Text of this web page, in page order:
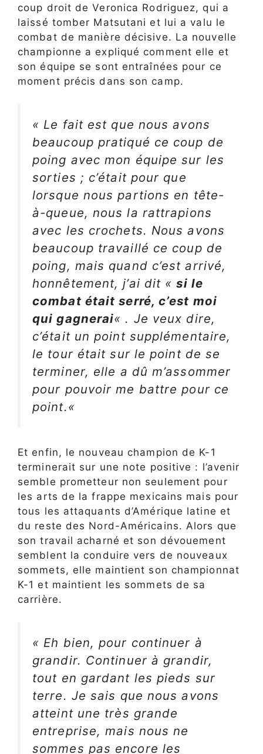
coup droit de Veronica Rodriguez, qui a
laissé tomber Matsutani et lui a valu le
combat de manière décisive. La nouvelle
championne a expliqué comment elle et
son équipe se sont entraînées pour ce
moment précis dans son camp.
« Le fait est que nous avons
beaucoup pratiqué ce coup de
poing avec mon équipe sur les
sorties ; c’était pour que
lorsque nous partions en tête-
à-queue, nous la rattrapions
avec les crochets. Nous avons
beaucoup travaillé ce coup de
poing, mais quand c’est arrivé,
honnêtement, j’ai dit «si le
combat était serré, c’est moi
qui gagnerai« . Je veux dire,
c’était un point supplémentaire,
le tour était sur le point de se
terminer, elle a dû m’assommer
pour pouvoir me battre pour ce
point.«
Et enfin, le nouveau champion de K-1
terminerait sur une note positive : l’avenir
semble prometteur non seulement pour
les arts de la frappe mexicains mais pour
tous les attaquants d’Amérique latine et
du reste des Nord-Américains. Alors que
son travail acharné et son dévouement
semblent la conduire vers de nouveaux
sommets, elle maintient son championnat
K-1 et maintient les sommets de sa
carrière.
« Eh bien, pour continuer à
grandir. Continuer à grandir,
tout en gardant les pieds sur
terre. Je sais que nous avons
atteint une très grande
entreprise, mais nous ne
sommes pas encore les